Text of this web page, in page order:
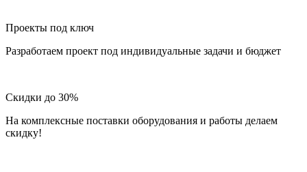
Проекты под ключ
Разработаем проект под индивидуальные задачи и бюджет
Скидки до 30%
На комплексные поставки оборудования и работы делаем
скидку!